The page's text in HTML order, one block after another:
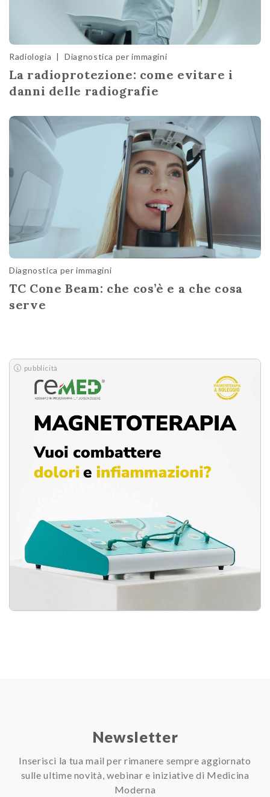
Radiologia | Diagnostica per immagini
La radioprotezione: come evitare i
danni delle radiografie
Diagnostica per immagini
TC Cone Beam: che cos’è e a che cosa
serve
pubblicità
Newsletter
Inserisci la tua mail per rimanere sempre aggiornato
sulle ultime novità, webinar e iniziative di Medicina
Moderna